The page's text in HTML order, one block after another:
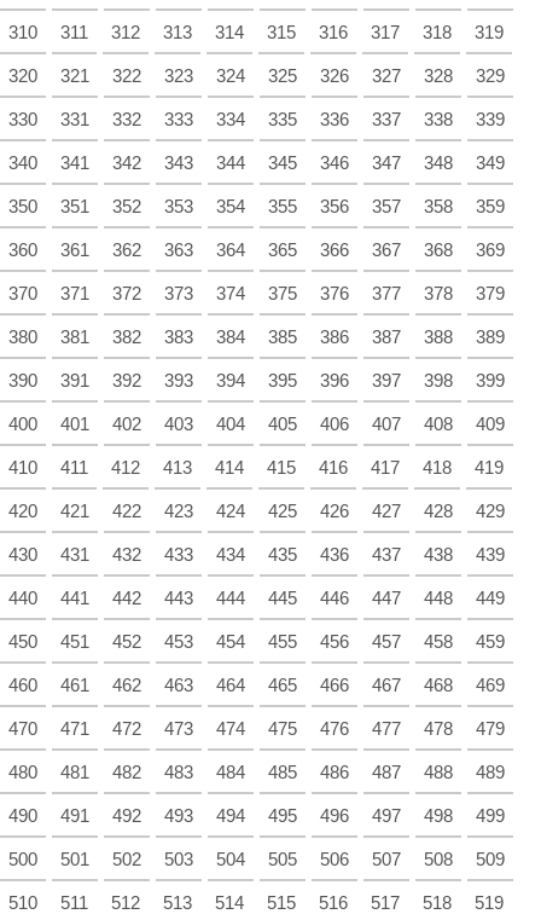
310 311 312 313 314 315 316 317 318 319
320 321 322 323 324 325 326 327 328 329
330 331 332 333 334 335 336 337 338 339
340 341 342 343 344 345 346 347 348 349
350 351 352 353 354 355 356 357 358 359
360 361 362 363 364 365 366 367 368 369
370 371 372 373 374 375 376 377 378 379
380 381 382 383 384 385 386 387 388 389
390 391 392 393 394 395 396 397 398 399
400 401 402 403 404 405 406 407 408 409
410 411 412 413 414 415 416 417 418 419
420 421 422 423 424 425 426 427 428 429
430 431 432 433 434 435 436 437 438 439
440 441 442 443 444 445 446 447 448 449
450 451 452 453 454 455 456 457 458 459
460 461 462 463 464 465 466 467 468 469
470 471 472 473 474 475 476 477 478 479
480 481 482 483 484 485 486 487 488 489
490 491 492 493 494 495 496 497 498 499
500 501 502 503 504 505 506 507 508 509
510 511 512 513 514 515 516 517 518 519